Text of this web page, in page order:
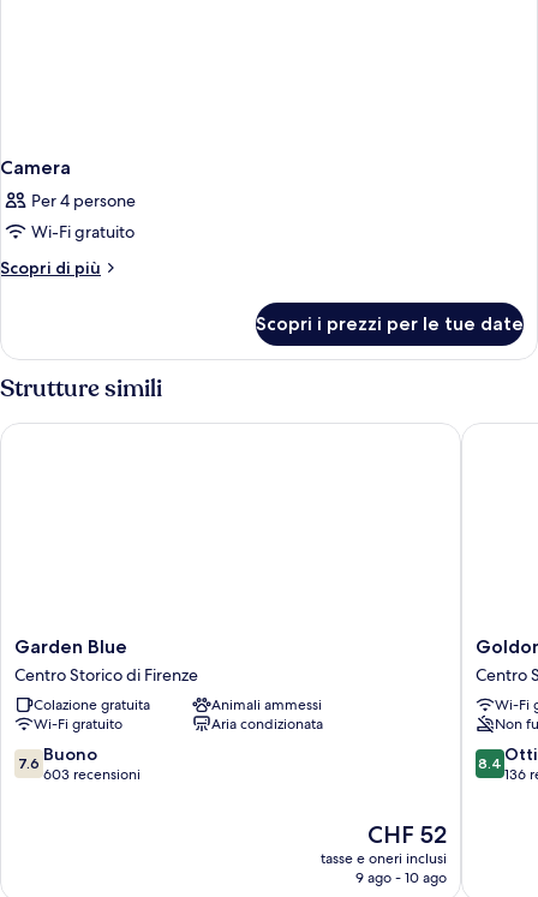
Camera
Per 4 persone
Wi-Fi gratuito
Scopri di più
Altri
Scopri i prezzi per le tue date
Strutture simili
Garden
Blue
Centro
Storico
di
Firenze
Garden Blue
Centro Storico di Firenze
Colazione gratuita
Animali ammessi
Wi-Fi gratuito
Aria condizionata
7.6
su
7.6 Buono
603 recensioni
Il
prezzo
attuale
CHF 52
tasse e oneri inclusi
9 ago - 10 ago
Garden Blue
Goldoni
Suite
Florence
Centro
Storico
di
Firenze
Centro
Wi-Fi
Non
8.4
su
8.4
136
Goldoni